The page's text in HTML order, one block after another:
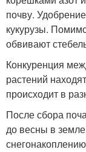
почву.
кукурузы.
обвивают
Конкуренция
растений
происходит в
После сбора
до весны в